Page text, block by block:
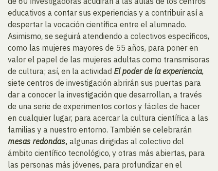
educativos a contar sus experiencias y a contribuir así a
despertar la vocación científica entre el alumnado.
Asimismo, se seguirá atendiendo a colectivos específicos,
como las mujeres mayores de 55 años, para poner en
valor el papel de las mujeres adultas como transmisoras
de cultura; así, en la actividad El poder de la experiencia,
siete centros de investigación abrirán sus puertas para
dar a conocer la investigación que desarrollan, a través
de una serie de experimentos cortos y fáciles de hacer
en cualquier lugar, para acercar la cultura científica a las
familias y a nuestro entorno. También se celebrarán
mesas redondas, algunas dirigidas al colectivo del
ámbito científico tecnológico, y otras más abiertas, para
las personas más jóvenes, para profundizar en el